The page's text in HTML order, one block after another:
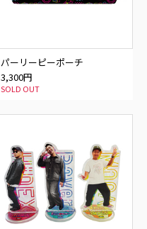
パーリーピーポーチ
3,300円
SOLD OUT